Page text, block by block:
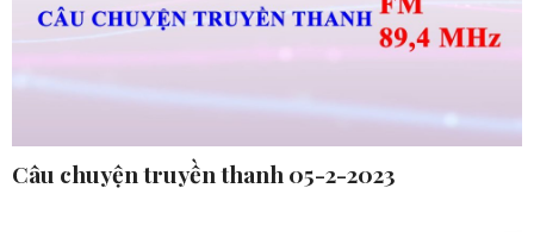
Câu chuyện truyền thanh 05-2-2023